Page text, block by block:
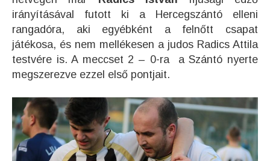
irányításával futott ki a Hercegszántó elleni
rangadóra, aki egyébként a felnőtt csapat
játékosa, és nem mellékesen a judos Radics Attila
testvére is. A meccset 2 – 0-ra a Szántó nyerte
megszerezve ezzel első pontjait.